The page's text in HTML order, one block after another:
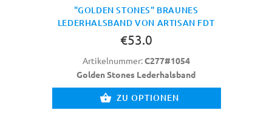
"GOLDEN STONES" BRAUNES
LEDERHALSBAND VON ARTISAN FDT
€53.0
Artikelnummer:C277#1054
Golden Stones Lederhalsband
ZU OPTIONEN